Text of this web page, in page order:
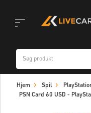
navigation
Hjem Spil
PSN Card 60 USD -